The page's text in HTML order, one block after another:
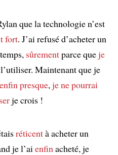
que la technologie n’est
fort. J’ai refusé d’acheter un
sûrementparce queje
Maintenant que je
enfin presque, je ne pourrai
je crois !
réticentà acheter un
je l’ai enfin acheté, je